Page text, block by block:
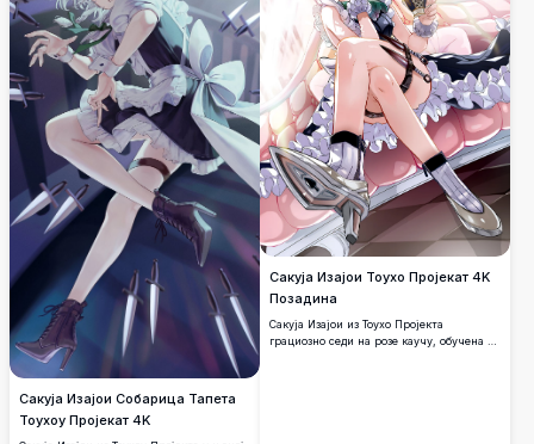
Сакуја Изајои Собарица Тапета
Тоухоу Пројекат 4K
Сакуја Изајои Тоухо Пројекат 4K
Позадина
Сакуја Изајои из Тоухо Пројекта
грациозно седи на розе каучу, обучена у